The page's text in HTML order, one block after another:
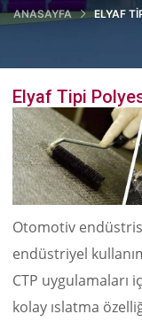
ANASAYFA ELYAF
Elyaf Tipi
Otomotiv
endüstriyel
CTP uygulamaları
kolay ıslatma